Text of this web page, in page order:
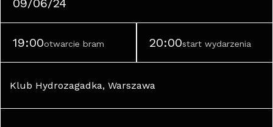
09/06/24
19:00otwarcie bram 20:00start wydarzenia
Klub Hydrozagadka, Warszawa